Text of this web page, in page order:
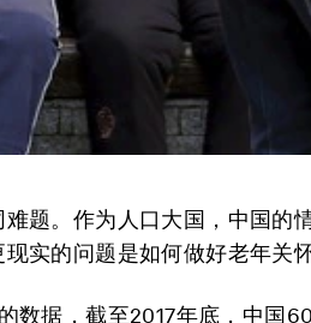
题。作为人口大国，中国的
实的问题是如何做好老年关
数据，截至2017年底，中国